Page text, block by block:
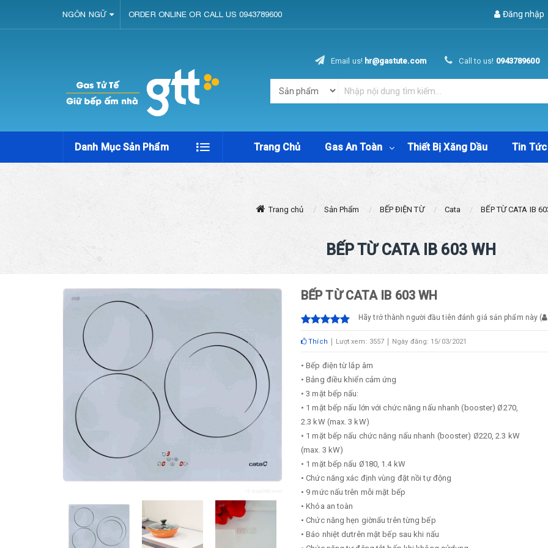
NGÔN NGỮ ORDER ONLINE OR CALL US 0943789600 Đăng nhập
Email us! hr@gastute.com Call to us! 0943789600
Danh Mục Sản Phẩm Trang Chủ Gas An Toàn Thiết Bị Xăng Dầu Tin Tức
Trang chủ Sản Phẩm BẾP ĐIỆN TỪ Cata BẾP TỪ CATA IB
BẾP TỪ CATA IB 603 WH
BẾP TỪ CATA IB 603 WH
Hãy trở thành người đầu tiên đánh giá sản phẩm này (
Thích Lượt xem: 3557 Ngày đăng: 15/03/2021
• Bếp điện từ lắp âm
• Bảng điều khiển cảm ứng
• 3 mặt bếp nấu:
• 1 mặt bếp nấu lớn với chức năng nấu nhanh (booster) Ø270,
2.3 kW (max. 3 kW)
• 1 mặt bếp nấu chức năng nấu nhanh (booster) Ø220, 2.3 kW
(max. 3 kW)
• 1 mặt bếp nấu Ø180, 1.4 kW
• Chức năng xác định vùng đặt nồi tự động
• 9 mức nấu trên mỗi mặt bếp
• Khóa an toàn
• Chức năng hẹn giờnấu trên từng bếp
• Báo nhiệt dưtrên mặt bếp sau khi nấu